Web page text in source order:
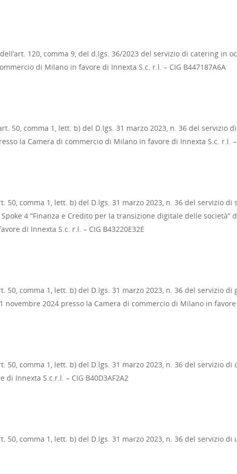
120, comma 9, del d.lgs. 36/2023 del servizio di catering in
di Milano in favore di Innexta S.c. r.l. – CIG B447187A6A
50, comma 1, lett. b) del D.lgs. 31 marzo 2023, n. 36 del servizio
la Camera di commercio di Milano in favore di Innexta S.c. r.l. –
50, comma 1, lett. b) del D.lgs. 31 marzo 2023, n. 36 del servizio
4 “Finanza e Credito per la transizione digitale delle società”
di Innexta S.c. r.l. – CIG B43220E32E
50, comma 1, lett. b) del D.lgs. 31 marzo 2023, n. 36 del servizio
novembre 2024 presso la Camera di commercio di Milano in favore
50, comma 1, lett. b) del D.lgs. 31 marzo 2023, n. 36 del servizio
Innexta S.c.r.l. – CIG B40D3AF2A2
50, comma 1, lett. b) del D.lgs. 31 marzo 2023, n. 36 del servizio